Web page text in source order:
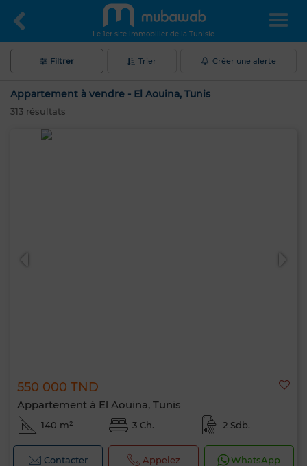
Le 1er site immobilier de la Tunisie
Filtrer Trier Créer une alerte
Appartement à vendre - El Aouina, Tunis
313 résultats
550 000 TND
Appartement à El Aouina, Tunis
140 m² 3 Ch. 2 Sdb.
Contacter Appelez WhatsApp